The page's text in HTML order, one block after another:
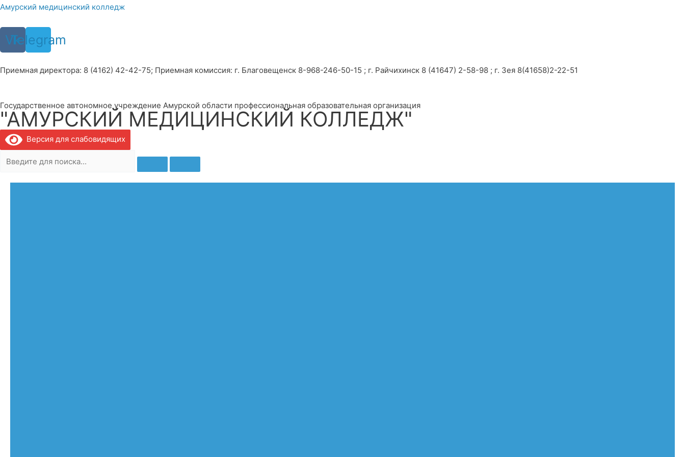
Перейти
содержимому
Амурский медицинский колледж
Vk
Telegram
Приемная директора: 8 (4162) 42-42-75; Приемная комиссия: г. Благовещенск 8-968-246-50-15 ; г. Райчихинск 8 (41647) 2-58-98 ; г. Зея 8(41658)2-22-51
Государственное автономное учреждение Амурской области профессиональная образовательная организация
"АМУРСКИЙ МЕДИЦИНСКИЙ КОЛЛЕДЖ"
Версия для слабовидящих